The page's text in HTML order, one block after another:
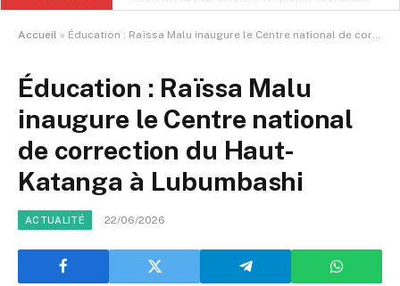
Accueil » Éducation : Raïssa Malu inaugure le Centre national de correction du Haut-Katanga à Lubumbashi
Éducation : Raïssa Malu
inaugure le Centre national
de correction du Haut-
Katanga à Lubumbashi
ACTUALITÉ 22/06/2026